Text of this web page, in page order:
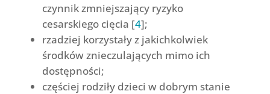
czynnik zmniejszający ryzyko
cesarskiego cięcia [4];
rzadziej korzystały z jakichkolwiek
środków znieczulających mimo ich
dostępności;
częściej rodziły dzieci w dobrym stanie